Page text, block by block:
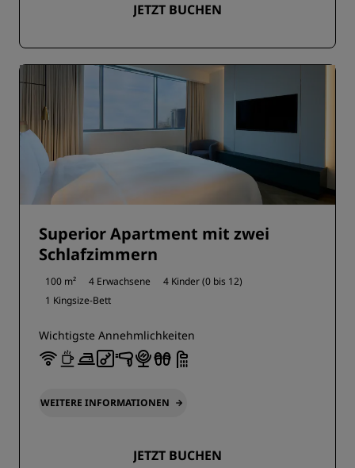
JETZT BUCHEN
Superior Apartment mit zwei
Schlafzimmern
100 m² 4 Erwachsene
4 Kinder (0 bis 12)
1 Kingsize-Bett
Wichtigste Annehmlichkeiten
WEITERE INFORMATIONEN
JETZT BUCHEN